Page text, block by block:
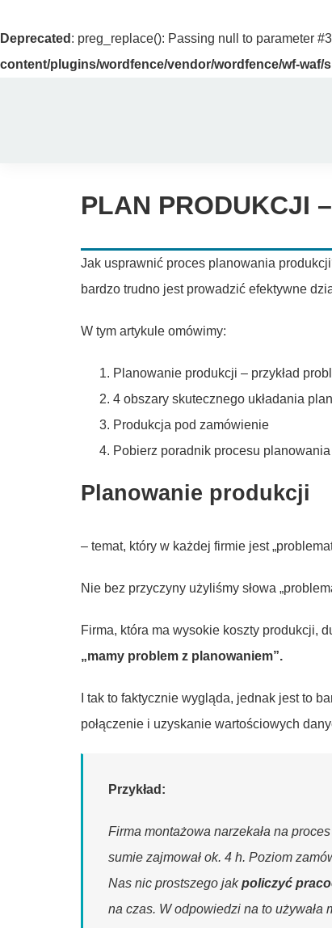
Deprecated : preg_replace(): Passing null to parameter
content/plugins/wordfence/vendor/wordfence/wf-waf/
PLAN PRODUKCJI
Jak usprawnić proces planowania
bardzo trudno jest prowadzić efektywne
W tym artykule omówimy:
Planowanie produkcji – przykład
4 obszary skutecznego układania
Produkcja pod zamówienie
Pobierz poradnik procesu planowania
Planowanie produkcji
– temat, który w każdej firmie jest
Nie bez przyczyny użyliśmy słowa
Firma, która ma wysokie koszty produkcji,
„mamy problem z planowaniem”.
I tak to faktycznie wygląda, jednak jest to
połączenie i uzyskanie wartościowych
Przykład:
Firma montażowa narzekała na
sumie zajmował ok. 4 h. Poziom
Nas nic prostszego jakpoliczyć
na czas. W odpowiedzi na to używała